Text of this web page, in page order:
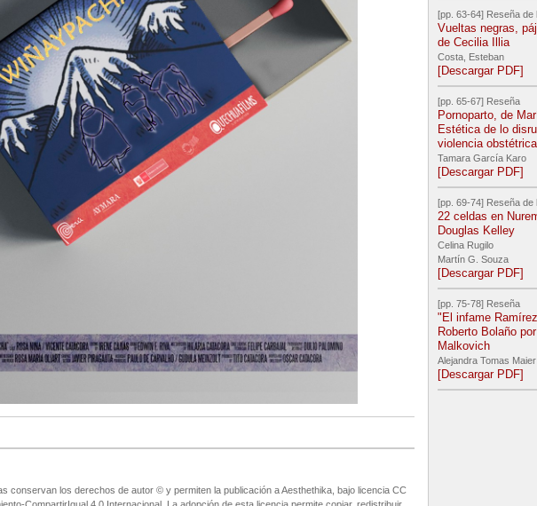
conservan los derechos de autor © y permiten la publicación a Aesthethika, bajo licencia CC
[pp. 63-64] Reseña de
Vueltas negras,
de Cecilia Illia
Costa, Esteban
[Descargar PDF]
[pp. 65-67] Reseña
Pornoparto, de
Estética de lo
violencia obstétrica
Tamara García Karo
[Descargar PDF]
[pp. 69-74] Reseña de
22 celdas en
Douglas Kelley
Celina Rugilo
Martín G. Souza
[Descargar PDF]
[pp. 75-78] Reseña
"El infame
Roberto Bolaño
Malkovich
Alejandra Tomas Maier
[Descargar PDF]